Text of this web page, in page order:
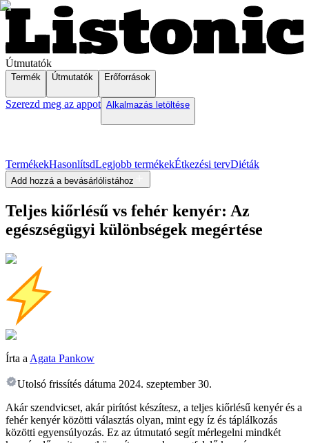
Útmutatók
Termék Útmutatók Erőforrások
Szerezd meg az appot Alkalmazás letöltése
TermékekHasonlítsdLegjobb termékekÉtkezési tervDiéták
Add hozzá a bevásárlólistához
Teljes kiőrlésű vs fehér kenyér: Az
egészségügyi különbségek megértése
Írta a Agata Pankow
Utolsó frissítés dátuma 2024. szeptember 30.
Akár szendvicset, akár pirítóst készítesz, a teljes kiőrlésű kenyér és a
fehér kenyér közötti választás olyan, mint egy íz és táplálkozás
közötti egyensúlyozás. Ez az útmutató segít mérlegelni mindkét